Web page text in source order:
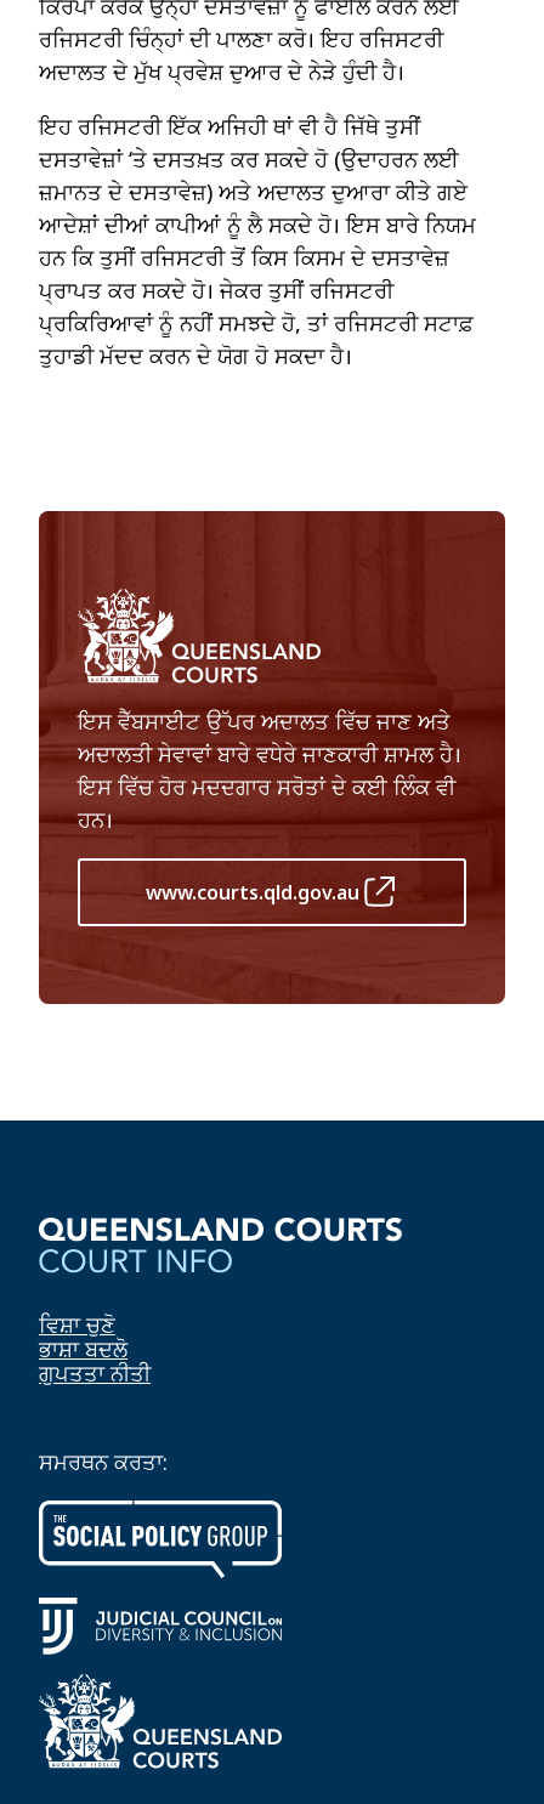
ਕਿਰਪਾ ਕਰਕੇ ਉਨ੍ਹਾਂ ਦਸਤਾਵੇਜ਼ਾਂ ਨੂੰ ਫਾਈਲ ਕਰਨ ਲਈ
ਰਜਿਸਟਰੀ ਚਿੰਨ੍ਹਾਂ ਦੀ ਪਾਲਣਾ ਕਰੋ। ਇਹ ਰਜਿਸਟਰੀ
ਅਦਾਲਤ ਦੇ ਮੁੱਖ ਪ੍ਰਵੇਸ਼ ਦੁਆਰ ਦੇ ਨੇੜੇ ਹੁੰਦੀ ਹੈ।
ਇਹ ਰਜਿਸਟਰੀ ਇੱਕ ਅਜਿਹੀ ਥਾਂ ਵੀ ਹੈ ਜਿੱਥੇ ਤੁਸੀਂ
ਦਸਤਾਵੇਜ਼ਾਂ ‘ਤੇ ਦਸਤਖ਼ਤ ਕਰ ਸਕਦੇ ਹੋ (ਉਦਾਹਰਨ ਲਈ
ਜ਼ਮਾਨਤ ਦੇ ਦਸਤਾਵੇਜ਼) ਅਤੇ ਅਦਾਲਤ ਦੁਆਰਾ ਕੀਤੇ ਗਏ
ਆਦੇਸ਼ਾਂ ਦੀਆਂ ਕਾਪੀਆਂ ਨੂੰ ਲੈ ਸਕਦੇ ਹੋ। ਇਸ ਬਾਰੇ ਨਿਯਮ
ਹਨ ਕਿ ਤੁਸੀਂ ਰਜਿਸਟਰੀ ਤੋਂ ਕਿਸ ਕਿਸਮ ਦੇ ਦਸਤਾਵੇਜ਼
ਪ੍ਰਾਪਤ ਕਰ ਸਕਦੇ ਹੋ। ਜੇਕਰ ਤੁਸੀਂ ਰਜਿਸਟਰੀ
ਪ੍ਰਕਿਰਿਆਵਾਂ ਨੂੰ ਨਹੀਂ ਸਮਝਦੇ ਹੋ, ਤਾਂ ਰਜਿਸਟਰੀ ਸਟਾਫ਼
ਤੁਹਾਡੀ ਮੱਦਦ ਕਰਨ ਦੇ ਯੋਗ ਹੋ ਸਕਦਾ ਹੈ।
ਇਸ ਵੈੱਬਸਾਈਟ ਉੱਪਰ ਅਦਾਲਤ ਵਿੱਚ ਜਾਣ ਅਤੇ
ਅਦਾਲਤੀ ਸੇਵਾਵਾਂ ਬਾਰੇ ਵਧੇਰੇ ਜਾਣਕਾਰੀ ਸ਼ਾਮਲ ਹੈ।
ਇਸ ਵਿੱਚ ਹੋਰ ਮਦਦਗਾਰ ਸਰੋਤਾਂ ਦੇ ਕਈ ਲਿੰਕ ਵੀ
ਹਨ।
www.courts.qld.gov.au
ਵਿਸ਼ਾ ਚੁਣੋ
ਭਾਸ਼ਾ ਬਦਲੋ
ਗੁਪਤਤਾ ਨੀਤੀ
ਸਮਰਥਨ ਕਰਤਾ: